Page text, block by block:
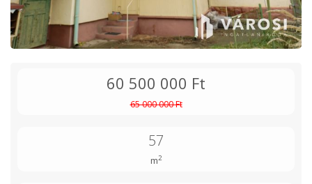
60 500 000 Ft
65 000 000 Ft
57
m2